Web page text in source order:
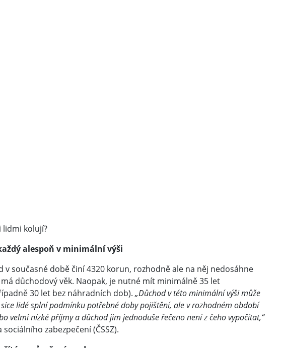
lidmi kolují?
alespoň v minimální výši
současné době činí 4320 korun, rozhodně ale na něj nedosáhne
důchodový věk. Naopak, je nutné mít minimálně 35 let
30 let bez náhradních dob). „Důchod v této minimální výši může
lidé splní podmínku potřebné doby pojištění, ale v rozhodném období
velmi nízké příjmy a důchod jim jednoduše řečeno není z čeho vypočítat,“
zabezpečení (ČSSZ).